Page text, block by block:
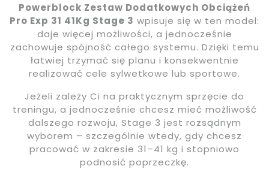
Powerblock Zestaw Dodatkowych Obciążeń
Pro Exp 31 41Kg Stage 3 wpisuje się w ten model:
daje więcej możliwości, a jednocześnie
zachowuje spójność całego systemu. Dzięki temu
łatwiej trzymać się planu i konsekwentnie
realizować cele sylwetkowe lub sportowe.
Jeżeli zależy Ci na praktycznym sprzęcie do
treningu, a jednocześnie chcesz mieć możliwość
dalszego rozwoju, Stage 3 jest rozsądnym
wyborem – szczególnie wtedy, gdy chcesz
pracować w zakresie 31–41 kg i stopniowo
podnosić poprzeczkę.